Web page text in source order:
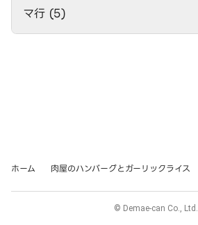
マ行 (5)
ホーム 肉屋のハンバーグとガーリックライス
© Demae-can Co., Ltd.